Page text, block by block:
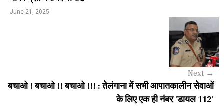
a
a
June 21, 2025
Next →
बचाओ ! बचाओ !! बचाओ !!! : तेलंगाना में सभी आपातकालीन सेवाओं
के लिए एक ही नंबर 'डायल 112'